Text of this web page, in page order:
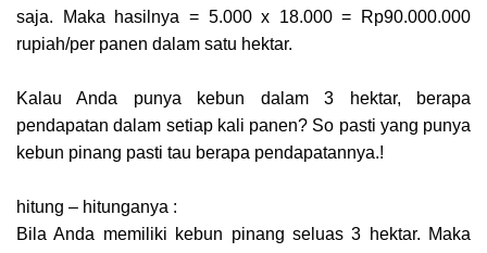
saja. Maka hasilnya = 5.000 x 18.000 = Rp90.000.000
rupiah/per panen dalam satu hektar.
Kalau Anda punya kebun dalam 3 hektar, berapa
pendapatan dalam setiap kali panen? So pasti yang punya
kebun pinang pasti tau berapa pendapatannya.!
hitung – hitunganya :
Bila Anda memiliki kebun pinang seluas 3 hektar. Maka